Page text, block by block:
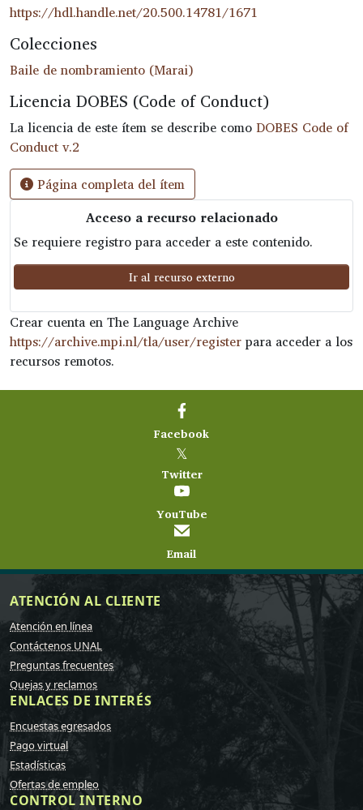
https://hdl.handle.net/20.500.14781/1671
Colecciones
Baile de nombramiento (Marai)
Licencia DOBES (Code of Conduct)
La licencia de este ítem se describe comoDOBES Code of
Conduct v.2
Página completa del ítem
Acceso a recurso relacionado
Se requiere registro para acceder a este contenido.
Ir al recurso externo
Crear cuenta en The Language Archive
https://archive.mpi.nl/tla/user/registerpara acceder a los
recursos remotos.
Facebook
𝕏
Twitter
YouTube
Email
ATENCIÓN AL CLIENTE
Atención en línea
Contáctenos UNAL
Preguntas frecuentes
Quejas y reclamos
ENLACES DE INTERÉS
Encuestas egresados
Pago virtual
Estadísticas
Ofertas de empleo
CONTROL INTERNO